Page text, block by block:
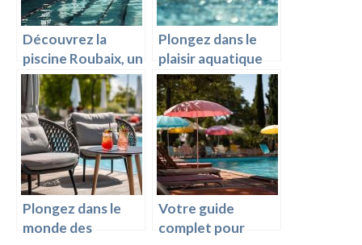
Découvrez la
piscine Roubaix, un
lieu unique et riche
en histoire
Plongez dans le
plaisir aquatique
avec les piscines
de Nantes
Plongez dans le
monde des
Votre guide
complet pour